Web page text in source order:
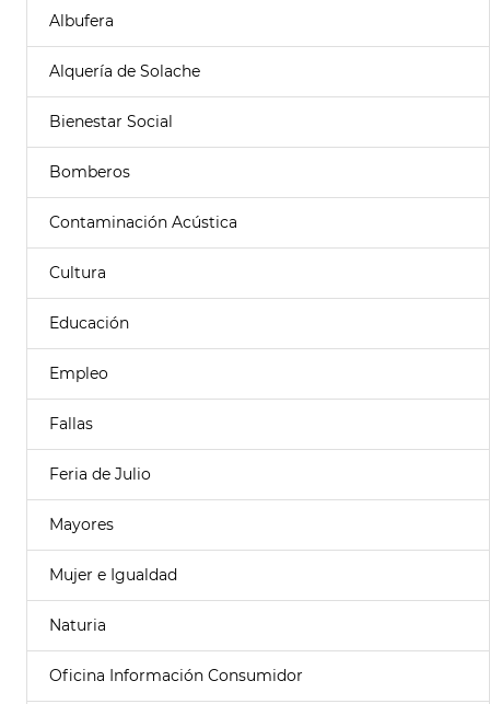
Albufera
Alquería de Solache
Bienestar Social
Bomberos
Contaminación Acústica
Cultura
Educación
Empleo
Fallas
Feria de Julio
Mayores
Mujer e Igualdad
Naturia
Oficina Información Consumidor